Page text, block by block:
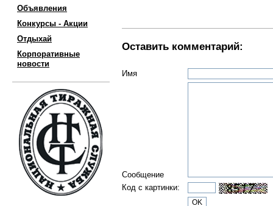
Объявления
Конкурсы - Акции
Отдыхай
Корпоративные
новости
Оставить комментарий:
Имя
Сообщение
Код с картинки: